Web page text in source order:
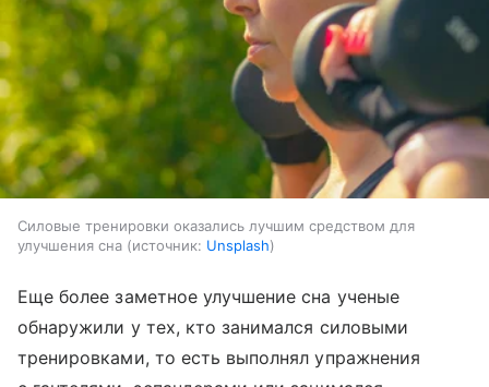
Силовые тренировки оказались лучшим средством для
улучшения сна
источник: Unsplash
Еще более заметное улучшение сна ученые
обнаружили у тех, кто занимался силовыми
тренировками, то есть выполнял упражнения